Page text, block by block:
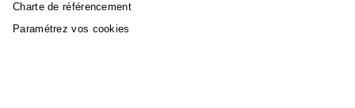
Charte de référencement
Paramétrez vos cookies